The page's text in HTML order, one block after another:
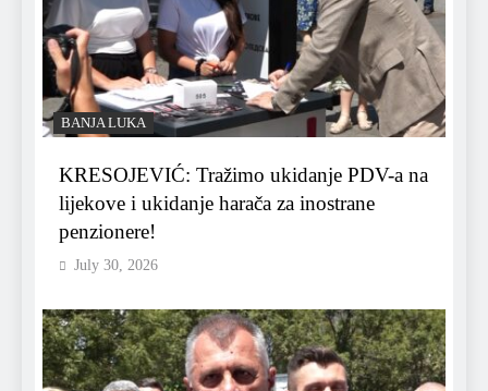
BANJA LUKA
KRESOJEVIĆ: Tražimo ukidanje PDV-a na
lijekove i ukidanje harača za inostrane
penzionere!
July 30, 2026